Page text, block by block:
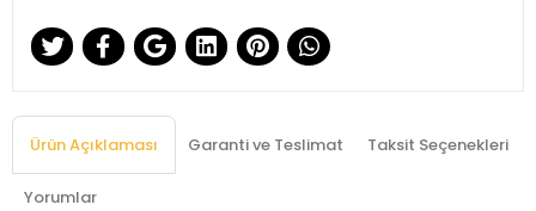
Ürün Açıklaması Garanti ve Teslimat Taksit Seçenekleri
Yorumlar